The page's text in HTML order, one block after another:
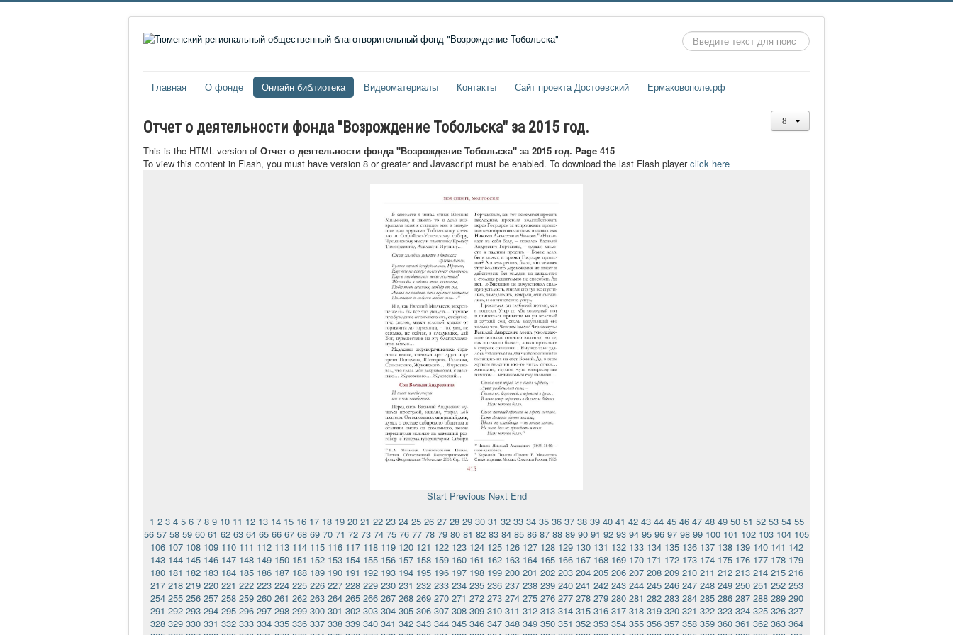
Искать...
Главная О фонде Онлайн библиотека Видеоматериалы Контакты Сайт проекта Достоевский Ермаковополе.рф
Отчет о деятельности фонда "Возрождение Тобольска" за 2015 год.
This is the HTML version of Отчет о деятельности фонда "Возрождение Тобольска" за 2015 год. Page 415
To view this content in Flash, you must have version 8 or greater and Javascript must be enabled. To download the last Flash playerclick here
Start Previous Next End
1 2 3 4 5 6 7 8 9 10 11 12 13 14 15 16 17 18 19 20 21 22 23 24 25 26 27 28 29 30 31 32 33 34 35 36 37 38 39 40 41 42 43 44 45 46 47 48 49 50 51 52 53 54 55
56 57 58 59 60 61 62 63 64 65 66 67 68 69 70 71 72 73 74 75 76 77 78 79 80 81 82 83 84 85 86 87 88 89 90 91 92 93 94 95 96 97 98 99 100 101 102 103 104 105
106 107 108 109 110 111 112 113 114 115 116 117 118 119 120 121 122 123 124 125 126 127 128 129 130 131 132 133 134 135 136 137 138 139 140 141 142
143 144 145 146 147 148 149 150 151 152 153 154 155 156 157 158 159 160 161 162 163 164 165 166 167 168 169 170 171 172 173 174 175 176 177 178 179
180 181 182 183 184 185 186 187 188 189 190 191 192 193 194 195 196 197 198 199 200 201 202 203 204 205 206 207 208 209 210 211 212 213 214 215 216
217 218 219 220 221 222 223 224 225 226 227 228 229 230 231 232 233 234 235 236 237 238 239 240 241 242 243 244 245 246 247 248 249 250 251 252 253
254 255 256 257 258 259 260 261 262 263 264 265 266 267 268 269 270 271 272 273 274 275 276 277 278 279 280 281 282 283 284 285 286 287 288 289 290
291 292 293 294 295 296 297 298 299 300 301 302 303 304 305 306 307 308 309 310 311 312 313 314 315 316 317 318 319 320 321 322 323 324 325 326 327
328 329 330 331 332 333 334 335 336 337 338 339 340 341 342 343 344 345 346 347 348 349 350 351 352 353 354 355 356 357 358 359 360 361 362 363 364